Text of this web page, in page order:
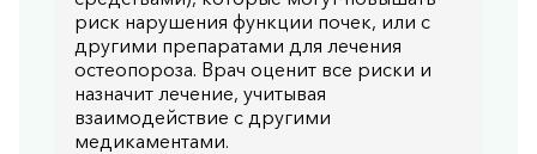
риск нарушения функции почек, или с
другими препаратами для лечения
остеопороза. Врач оценит все риски и
назначит лечение, учитывая
взаимодействие с другими
медикаментами.